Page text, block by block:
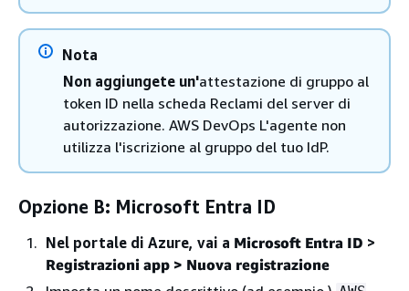
Nota
Non aggiungete un'attestazione di gruppo al
token ID nella scheda Reclami del server di
autorizzazione. AWS DevOps L'agente non
utilizza l'iscrizione al gruppo del tuo IdP.
Opzione B: Microsoft Entra ID
Nel portale di Azure, vai a Microsoft Entra ID >
Registrazioni app > Nuova registrazione